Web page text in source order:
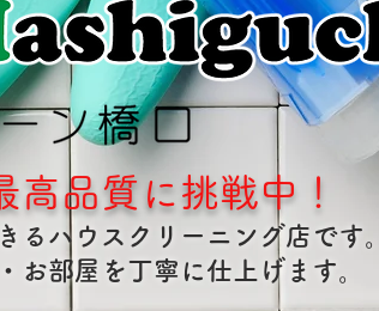
品質に挑戦中！
るハウスクリーニング店です。
お部屋を丁寧に仕上げます。